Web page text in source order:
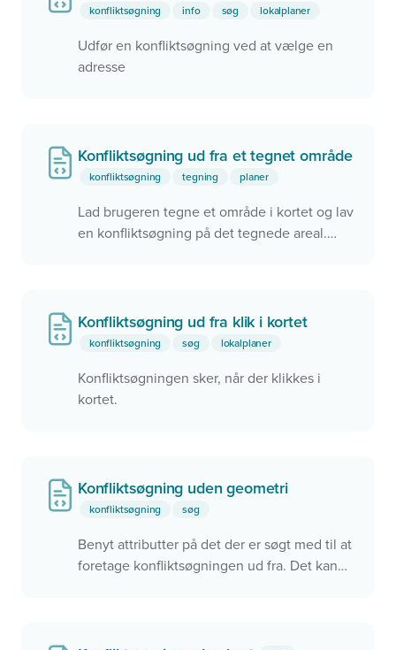
konfliktsøgning info søg lokalplaner
Udfør en konfliktsøgning ved at vælge en
adresse
Konfliktsøgning ud fra et tegnet område
konfliktsøgning tegning planer
Lad brugeren tegne et område i kortet og lav
en konfliktsøgning på det tegnede areal.
Konfliktsøgning ud fra klik i kortet
konfliktsøgning søg lokalplaner
Konfliktsøgningen sker, når der klikkes i
kortet.
Konfliktsøgning uden geometri
konfliktsøgning søg
Benyt attributter på det der er søgt med til at
foretage konfliktsøgningen ud fra. Det kan